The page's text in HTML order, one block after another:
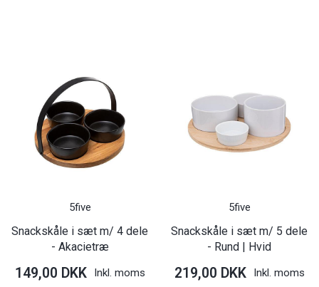
5five
Snackskåle i sæt m/ 4 dele
- Akacietræ
149,00 DKK Inkl. moms
5five
Snackskåle i sæt m/ 5 dele
- Rund | Hvid
219,00 DKK Inkl. moms